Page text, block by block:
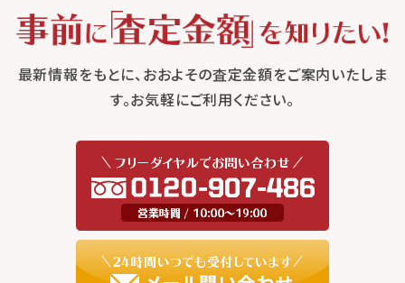
最新情報をもとに、おおよその査定金額をご案内いたしま
す。お気軽にご利用ください。